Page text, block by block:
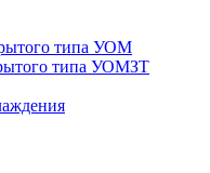
типа УОМ
типа УОМЗТ